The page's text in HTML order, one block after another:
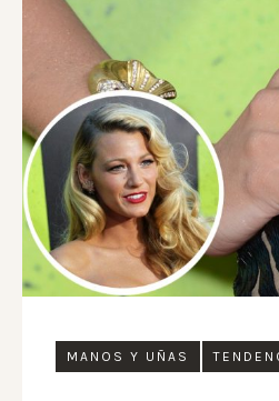
MANOS Y UÑAS